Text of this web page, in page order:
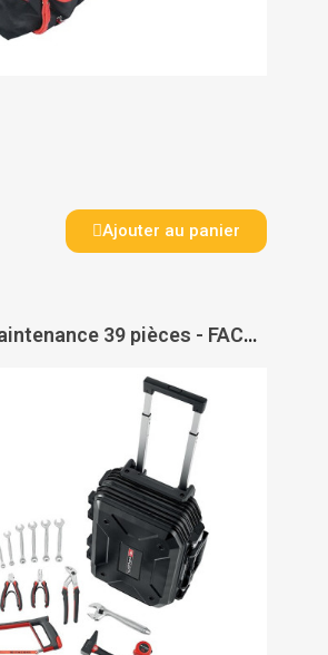
Ajouter au panier
Valise de maintenance 39 pièces - FACOM